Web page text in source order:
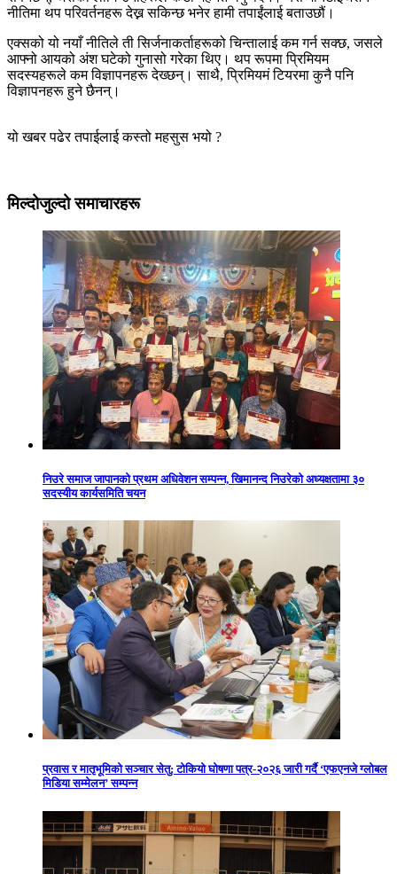
नीतिमा थप परिवर्तनहरू देख्न सकिन्छ भनेर हामी तपाईंलाई बताउछौं।
एक्सको यो नयाँ नीतिले ती सिर्जनाकर्ताहरूको चिन्तालाई कम गर्न सक्छ, जसले
आफ्नो आयको अंश घटेको गुनासो गरेका थिए। थप रूपमा प्रिमियम
सदस्यहरूले कम विज्ञापनहरू देख्छन्। साथै, प्रिमियमं टियरमा कुनै पनि
विज्ञापनहरू हुने छैनन्।
यो खबर पढेर तपाईलाई कस्तो महसुस भयो ?
मिल्दोजुल्दो समाचारहरू
निउरे समाज जापानको प्रथम अधिवेशन सम्पन्न, खिमानन्द निउरेको अध्यक्षतामा ३०
सदस्यीय कार्यसमिति चयन
प्रवास र मातृभूमिको सञ्चार सेतु: टोकियो घोषणा पत्र-२०२६ जारी गर्दै ‘एफएनजे ग्लोबल
मिडिया सम्मेलन’ सम्पन्न